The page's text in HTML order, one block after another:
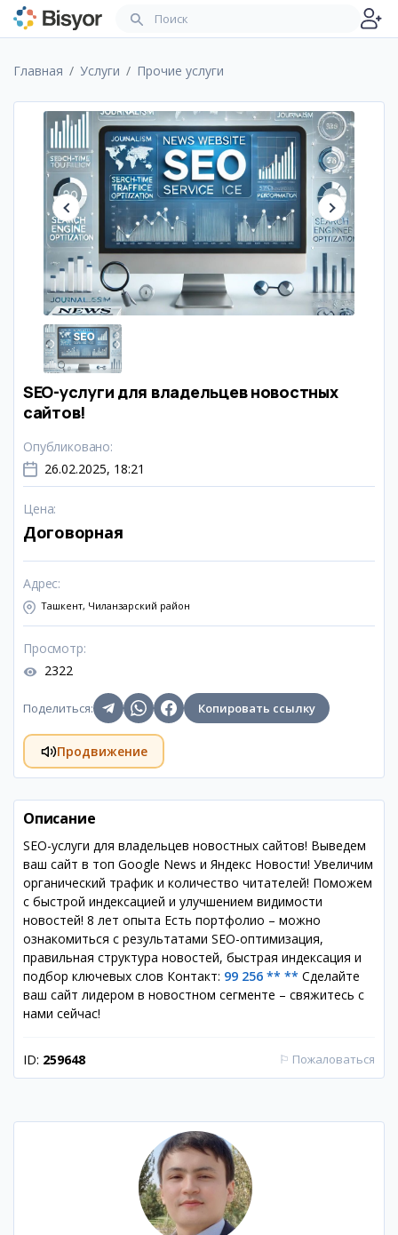
Главная Услуги Прочие услуги
SEO-услуги для владельцев новостных
сайтов!
Опубликовано:
26.02.2025, 18:21
Цена:
Договорная
Адрес:
Ташкент, Чиланзарский район
Просмотр:
2322
Поделиться: Копировать ссылку
Продвижение
Описание
SEO-услуги для владельцев новостных сайтов! Выведем
ваш сайт в топ Google News и Яндекс Новости! Увеличим
органический трафик и количество читателей! Поможем
с быстрой индексацией и улучшением видимости
новостей! 8 лет опыта Есть портфолио – можно
ознакомиться с результатами SEO-оптимизация,
правильная структура новостей, быстрая индексация и
подбор ключевых слов Контакт: 99 256 ** ** Сделайте
ваш сайт лидером в новостном сегменте – свяжитесь с
нами сейчас!
ID: 259648 ⚐ Пожаловаться